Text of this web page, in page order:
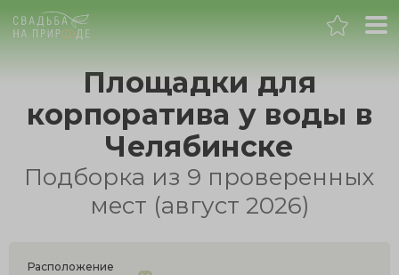
Челябинск
Банкет
День рождения
Выпускной
Площадки для
корпоратива у воды в
Челябинске
Подборка из 9 проверенных
мест (август 2026)
Расположение